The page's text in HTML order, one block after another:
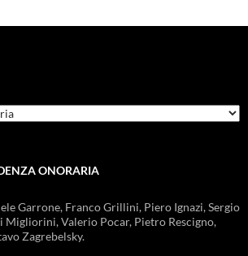
ONORARIA
Garrone, Franco Grillini, Piero Ignazi, Sergio
Migliorini, Valerio Pocar, Pietro Rescigno,
Zagrebelsky.